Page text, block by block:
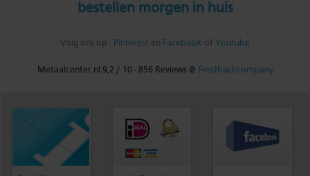
bestellen morgen in huis
Volg ons op : Pinterest en Facebook of Youtube
Metaalcenter.nl 9,2 / 10 -856 Reviews @ Feedbackcompany